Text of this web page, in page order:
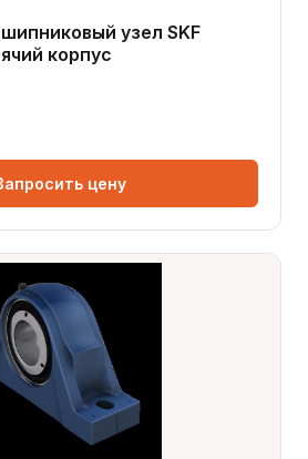
узел SKF
корпус
цену